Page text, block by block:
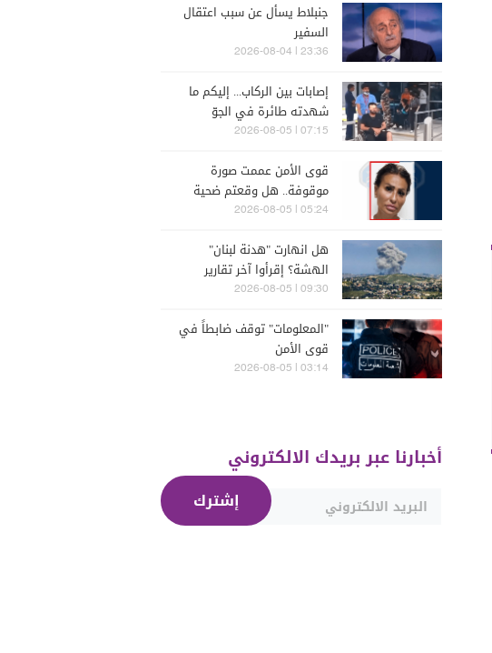
جنبلاط يسأل عن سبب اعتقال
السفير
23:36 | 2026-08-04
إصابات بين الركاب... إليكم ما
شهدته طائرة في الجوّ
07:15 | 2026-08-05
قوى الأمن عممت صورة
موقوفة.. هل وقعتم ضحية
أعمالها؟
05:24 | 2026-08-05
هل انهارت "هدنة لبنان"
الهشة؟ إقرأوا آخر تقارير
إسرائيلية
09:30 | 2026-08-05
"المعلومات" توقف ضابطاً في
قوى الأمن
03:14 | 2026-08-05
أخبارنا عبر بريدك الالكتروني
إشترك